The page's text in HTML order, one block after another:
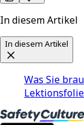
In diesem Artikel
In diesem Artikel
Was Sie